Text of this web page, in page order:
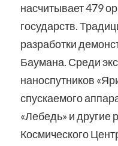
насчитывает 479
государств.
разработки
Баумана. Среди
наноспутников
спускаемого
«Лебедь» и другие
Космического